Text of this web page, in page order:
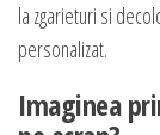
la zgarieturi si
personalizat.
Imaginea